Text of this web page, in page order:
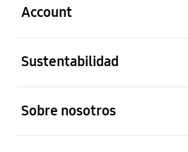
Account
Sustentabilidad
Sobre nosotros